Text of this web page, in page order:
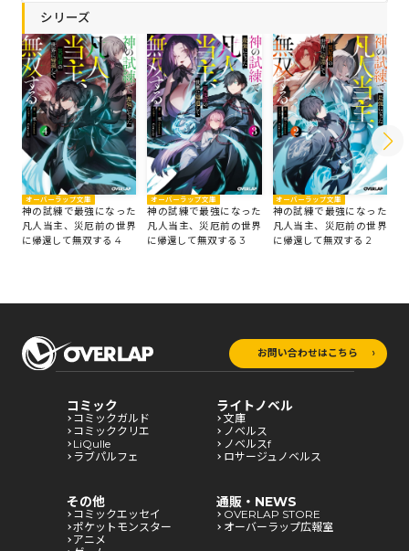
シリーズ
オーバーラップ文庫
神の試練で最強になった
凡人当主、災厄前の世界
に帰還して無双する 4
オーバーラップ文庫
神の試練で最強になった
凡人当主、災厄前の世界
に帰還して無双する 3
オーバーラップ文庫
神の試練で最強になった
凡人当主、災厄前の世界
に帰還して無双する 2
お問い合わせはこちら
コミック
コミックガルド
コミッククリエ
LiQulle
ラブパルフェ
ライトノベル
文庫
ノベルス
ノベルスf
ロサージュノベルス
その他
コミックエッセイ
ポケットモンスター
アニメ
通販・NEWS
OVERLAP STORE
オーバーラップ広報室